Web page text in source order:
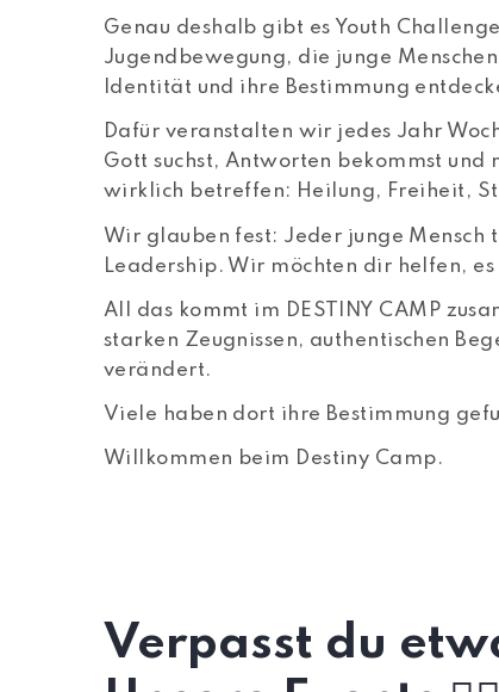
Genau deshalb gibt es Youth
Jugendbewegung, die junge
Identität und ihre Bestimmung
Dafür veranstalten wir jedes Jahr
Gott suchst, Antworten bekommst und
wirklich betreffen: Heilung, Freiheit,
Wir glauben fest: Jeder junge Mensch
Leadership. Wir möchten dir helfen,
All das kommt im DESTINY CAMP
starken Zeugnissen, authentischen
verändert.
Viele haben dort ihre Bestimmung
Willkommen beim Destiny Camp.
Verpasst du